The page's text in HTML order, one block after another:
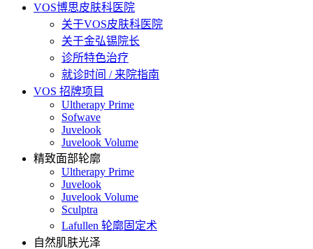
VOS博思皮肤科医院
关于VOS皮肤科医院
关于金弘锡院长
诊所特色治疗
就诊时间 / 来院指南
VOS 招牌项目
Ultherapy Prime
Sofwave
Juvelook
Juvelook Volume
精致面部轮廓
Ultherapy Prime
Juvelook
Juvelook Volume
Sculptra
Lafullen 轮廓固定术
自然肌肤光泽